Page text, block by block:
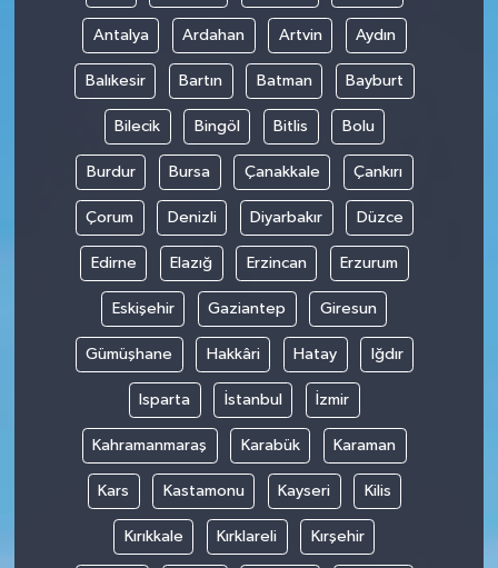
Antalya Ardahan Artvin Aydın
Balıkesir Bartın Batman Bayburt
Bilecik Bingöl Bitlis Bolu
Burdur Bursa Çanakkale Çankırı
Çorum Denizli Diyarbakır Düzce
Edirne Elazığ Erzincan Erzurum
Eskişehir Gaziantep Giresun
Gümüşhane Hakkâri Hatay Iğdır
Isparta İstanbul İzmir
Kahramanmaraş Karabük Karaman
Kars Kastamonu Kayseri Kilis
Kırıkkale Kırklareli Kırşehir